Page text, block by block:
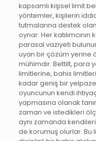
kapsamlı kişisel limit
yöntemler, kişilerin
tutmalarına destek
oynar. Her
parasal vaziyeti
uyan bir çözüm yerine
mühimdir. Bettilt, para
limitlerine, bahis
kadar geniş bir
oyuncunun kendi
yapmasına olanak
zaman ve istedikleri
aynı zamanda
de korumuş olurlar.